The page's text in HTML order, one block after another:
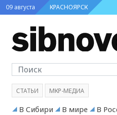
09 августа КРАСНОЯРСК
СТАТЬИ МКР-МЕДИА
В Сибири В мире В